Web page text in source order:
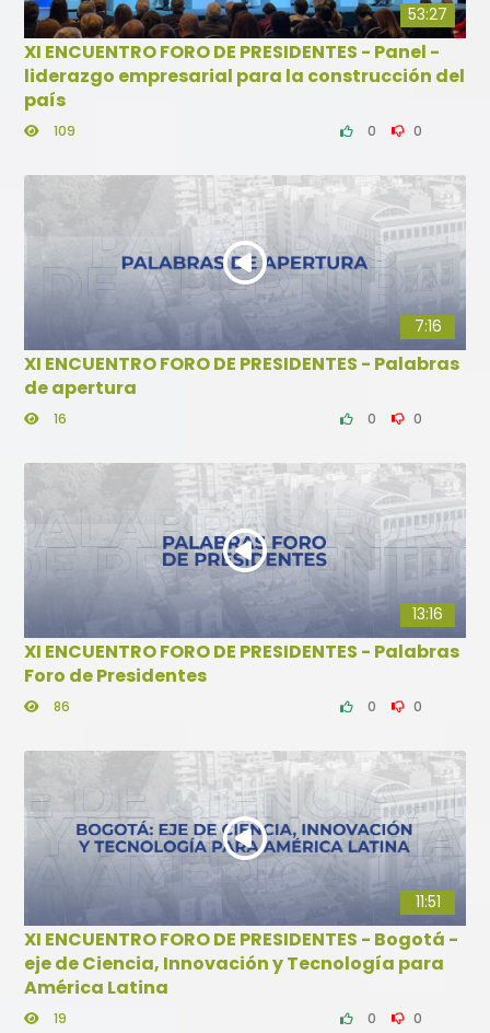
PRESIDENTES - Panel -
plataformas digitales
impulsando el crecimiento de
Colombia
0 0
53:27
XI ENCUENTRO FORO DE PRESIDENTES - Panel -
liderazgo empresarial para la construcción del
país
109 0 0
7:16
XI ENCUENTRO FORO DE PRESIDENTES - Palabras
de apertura
16 0 0
13:16
XI ENCUENTRO FORO DE PRESIDENTES - Palabras
Foro de Presidentes
86 0 0
11:51
XI ENCUENTRO FORO DE PRESIDENTES - Bogotá -
eje de Ciencia, Innovación y Tecnología para
América Latina
19 0 0